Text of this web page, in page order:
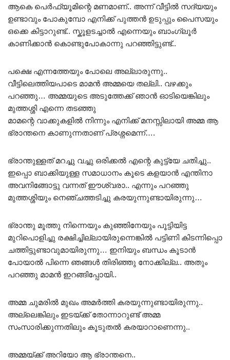
ആകെ പെർഫ്യൂമിന്റെ മണമാണ്.. അന്ന് വീട്ടിൽ സദ്യയും
ഉണ്ടാവും പോകുമ്പോ എനിക്ക് പുത്തൻ ഉടുപ്പും പൈസയും
ഒക്കെ കിട്ടാറുണ്ട്.. സ്കൂളടച്ചാൽ എന്നെയും ബാംഗ്ലൂർ
കാണിക്കാൻ കൊണ്ടുപോകാന്നു പറഞ്ഞിട്ടുണ്ട്..
പക്ഷെ എന്നത്തേയും പോലെ അല്ലാരുന്നു..
വീട്ടിലെത്തിയപാടെ മാമൻ അമ്മയെ തല്ലി.. വഴക്കും
പറഞ്ഞു… അമ്മയുടെ അടുത്തേക്ക് ഞാൻ ഓടിയെങ്കിലും
മുത്തശ്ശി എന്നെ തടഞ്ഞു
മാമന്റെ വാക്കുകളിൽ നിന്നും എനിക്ക് മനസ്സിലായി അമ്മ ആ
ഭ്രാന്തനെ കാണുന്നതാണ് പ്രശ്നമെന്ന്….
ഭ്രാന്തുള്ളത് മറച്ചു വച്ചു ഒരിക്കൽ എന്റെ കുട്ട്യേ ചതിച്ചു..
ഇപ്പൊ ബാക്കിയുള്ള സമാധാനം കൂടെ കളയാൻ എന്തിനാ
അവനിങ്ങോട്ടു വന്നത് ഈശ്വരാ.. എന്നും പറഞ്ഞു
മുത്തശ്ശിയും നെഞ്ചത്തടിച്ചു കരയുന്നുണ്ടായിരുന്നു…
ഭ്രാന്തു മൂത്തു നിന്നെയും കുഞ്ഞിനേയും പൂട്ടിയിട്ട
മുറിപൊളിച്ചു രക്ഷിച്ചില്ലായിരുന്നെങ്കിൽ പട്ടിണി കിടന്നിപ്പൊ
ചത്തിട്ടുണ്ടാവുമായിരുന്നു… ഇനിയും ബന്ധം കൂടാൻ
പോയാൽ പിന്നെ ഞങ്ങൾ തിരിഞ്ഞു നോക്കില്ല.. അതും
പറഞ്ഞു മാമൻ ഇറങ്ങിപ്പോയി..
അമ്മ ചുമരിൽ മുഖം അമർത്തി കരയുന്നുണ്ടായിരുന്നു..
അല്ലെങ്കിലും ഇടയ്ക്ക് തോന്നാറുണ്ട് അമ്മ
സംസാരിക്കുന്നതിലും കൂടുതൽ കരയാറാണെന്നു..
അമ്മയ്ക്ക് അറിയോ ആ ഭ്രാന്തനെ..